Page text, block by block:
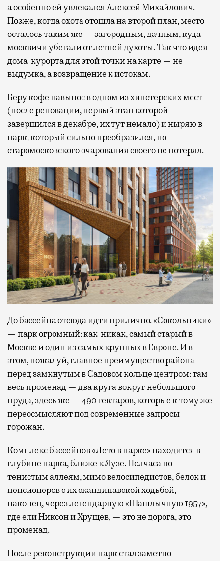
а особенно ей увлекался Алексей Михайлович.
Позже, когда охота отошла на второй план, место
осталось таким же — загородным, дачным, куда
москвичи убегали от летней духоты. Так что идея
дома-курорта для этой точки на карте — не
выдумка, а возвращение к истокам.
Беру кофе навынос в одном из хипстерских мест
(после реновации, первый этап которой
завершился в декабре, их тут немало) и ныряю в
парк, который сильно преобразился, но
старомосковского очарования своего не потерял.
До бассейна отсюда идти прилично. «Сокольники»
— парк огромный: как-никак, самый старый в
Москве и один из самых крупных в Европе. И в
этом, пожалуй, главное преимущество района
перед замкнутым в Садовом кольце центром: там
весь променад — два круга вокруг небольшого
пруда, здесь же — 490 гектаров, которые к тому же
переосмысляют под современные запросы
горожан.
Комплекс бассейнов «Лето в парке» находится в
глубине парка, ближе к Яузе. Полчаса по
тенистым аллеям, мимо велосипедистов, белок и
пенсионеров с их скандинавской ходьбой,
наконец, через легендарную «Шашлычную 1957»,
где ели Никсон и Хрущев, — это не дорога, это
променад.
После реконструкции парк стал заметно